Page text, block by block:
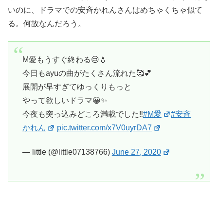
いのに、ドラマでの安斉かれんさんはめちゃくちゃ似て
る。何故なんだろう。
M愛もうすぐ終わる😢💧
今日もayuの曲がたくさん流れた🥰💕
展開が早すぎてゆっくりもっと
やって欲しいドラマ😀✨
今夜も突っ込みどころ満載でした‼️#M愛
#安斉
かれん
pic.twitter.com/x7V0uyrDA7
— little (@little07138766) June 27, 2020